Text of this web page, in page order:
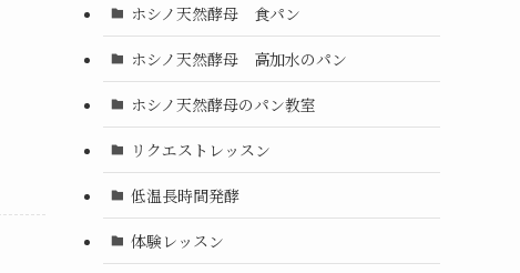
ホシノ天然酵母 食パン
ホシノ天然酵母 高加水のパン
ホシノ天然酵母のパン教室
リクエストレッスン
低温長時間発酵
体験レッスン